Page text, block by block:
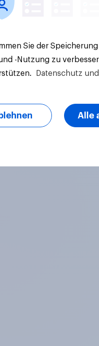
Artikel
Sie der
-Nutzung zu
Datenschutz
Alle